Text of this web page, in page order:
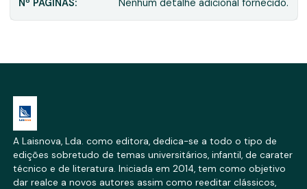
A Laisnova, Lda. como editora, dedica-se a todo o tipo de
edições sobretudo de temas universitários, infantil, de carater
técnico e de literatura. Iniciada em 2014, tem como objetivo
dar realce a novos autores assim como reeditar clássicos,